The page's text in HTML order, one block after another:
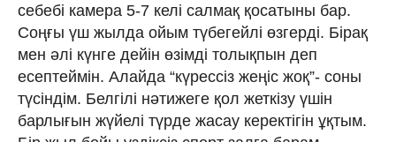
себебі камера 5-7 келі салмақ қосатыны бар.
Соңғы үш жылда ойым түбегейлі өзгерді. Бірақ
мен әлі күнге дейін өзімді толықпын деп
есептеймін. Алайда “күрессіз жеңіс жоқ”- соны
түсіндім. Белгілі нәтижеге қол жеткізу үшін
барлығын жүйелі түрде жасау керектігін ұқтым.